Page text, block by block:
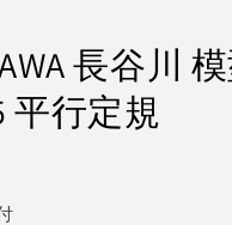
長谷川
平行定規